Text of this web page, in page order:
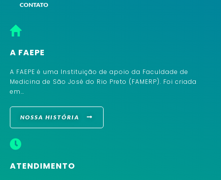
CONTATO
A FAEPE
A FAEPE é uma Instituição de apoio da Faculdade de
Medicina de São José do Rio Preto (FAMERP). Foi criada
em…
NOSSA HISTÓRIA
ATENDIMENTO